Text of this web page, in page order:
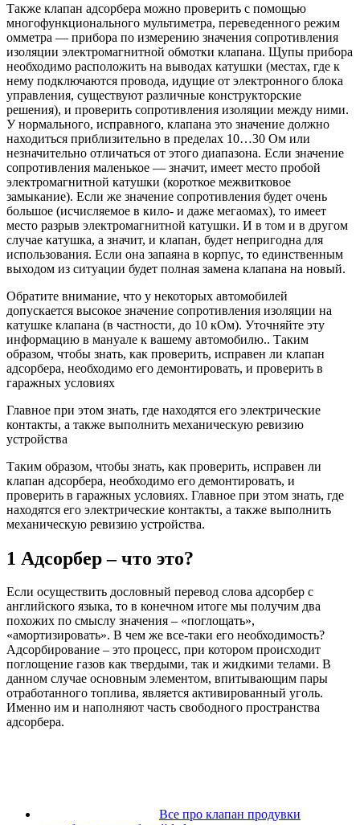
Также клапан адсорбера можно проверить с помощью
многофункционального мультиметра, переведенного режим
омметра — прибора по измерению значения сопротивления
изоляции электромагнитной обмотки клапана. Щупы прибора
необходимо расположить на выводах катушки (местах, где к
нему подключаются провода, идущие от электронного блока
управления, существуют различные конструкторские
решения), и проверить сопротивления изоляции между ними.
У нормального, исправного, клапана это значение должно
находиться приблизительно в пределах 10…30 Ом или
незначительно отличаться от этого диапазона. Если значение
сопротивления маленькое — значит, имеет место пробой
электромагнитной катушки (короткое межвитковое
замыкание). Если же значение сопротивления будет очень
большое (исчисляемое в кило- и даже мегаомах), то имеет
место разрыв электромагнитной катушки. И в том и в другом
случае катушка, а значит, и клапан, будет непригодна для
использования. Если она запаяна в корпус, то единственным
выходом из ситуации будет полная замена клапана на новый.
Обратите внимание, что у некоторых автомобилей
допускается высокое значение сопротивления изоляции на
катушке клапана (в частности, до 10 кОм). Уточняйте эту
информацию в мануале к вашему автомобилю.. Таким
образом, чтобы знать, как проверить, исправен ли клапан
адсорбера, необходимо его демонтировать, и проверить в
гаражных условиях
Главное при этом знать, где находятся его электрические
контакты, а также выполнить механическую ревизию
устройства
Таким образом, чтобы знать, как проверить, исправен ли
клапан адсорбера, необходимо его демонтировать, и
проверить в гаражных условиях. Главное при этом знать, где
находятся его электрические контакты, а также выполнить
механическую ревизию устройства.
1 Адсорбер – что это?
Если осуществить дословный перевод слова адсорбер с
английского языка, то в конечном итоге мы получим два
похожих по смыслу значения – «поглощать»,
«амортизировать». В чем же все-таки его необходимость?
Адсорбирование – это процесс, при котором происходит
поглощение газов как твердыми, так и жидкими телами. В
данном случае основным элементом, впитывающим пары
отработанного топлива, является активированный уголь.
Именно им и наполняют часть свободного пространства
адсорбера.
Все про клапан продувки